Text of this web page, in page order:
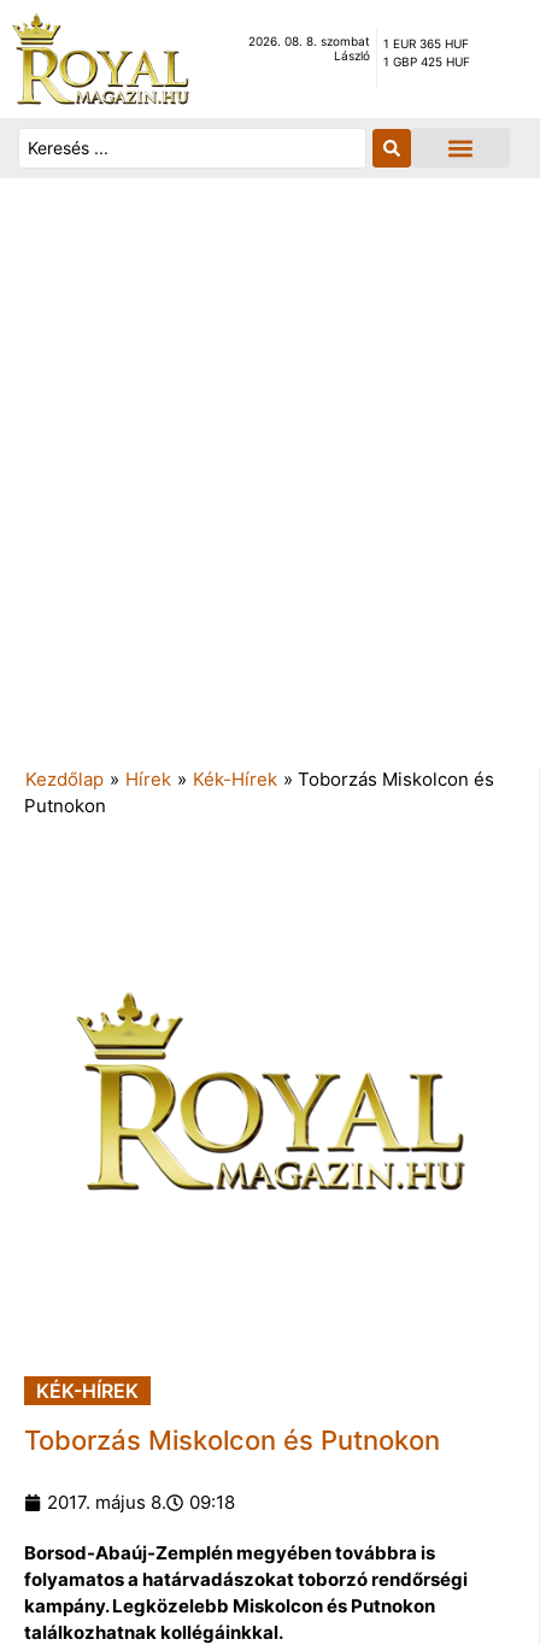
2026. 08. 8. szombat
László
1 EUR 365 HUF
1 GBP 425 HUF
Kezdőlap » Hírek » Kék-Hírek » Toborzás Miskolcon és
Putnokon
KÉK-HÍREK
Toborzás Miskolcon és Putnokon
2017. május 8. 09:18
Borsod-Abaúj-Zemplén megyében továbbra is
folyamatos a határvadászokat toborzó rendőrségi
kampány. Legközelebb Miskolcon és Putnokon
találkozhatnak kollégáinkkal.